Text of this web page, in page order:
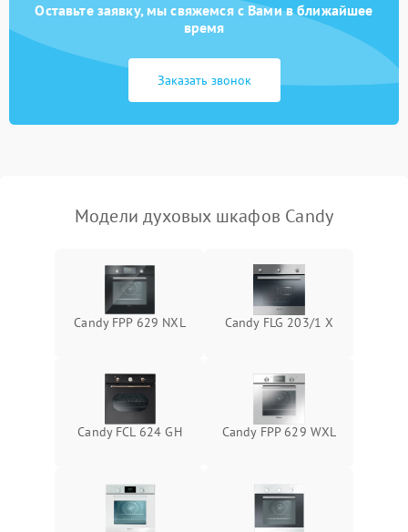
Оставьте заявку, мы свяжемся с Вами в ближайшее
время
Заказать звонок
Модели духовых шкафов Candy
Candy FPP 629 NXL Candy FLG 203/1 X
Candy FCL 624 GH Candy FPP 629 WXL